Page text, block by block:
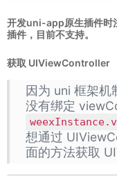
开发uni-app原生插件时
插件，目前不支持。
获取 UIViewController
因为 uni 框架
没有绑定
想通过
面的方法获取